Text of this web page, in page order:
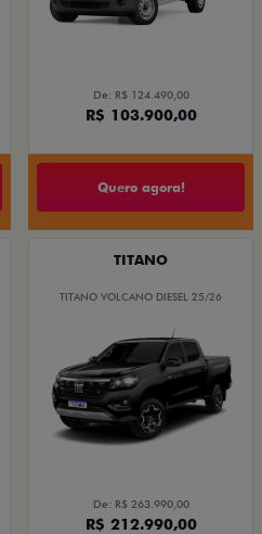
De: R$ 124.490,00
R$ 103.900,00
Quero agora!
TITANO
TITANO VOLCANO DIESEL 25/26
De: R$ 263.990,00
R$ 212.990,00